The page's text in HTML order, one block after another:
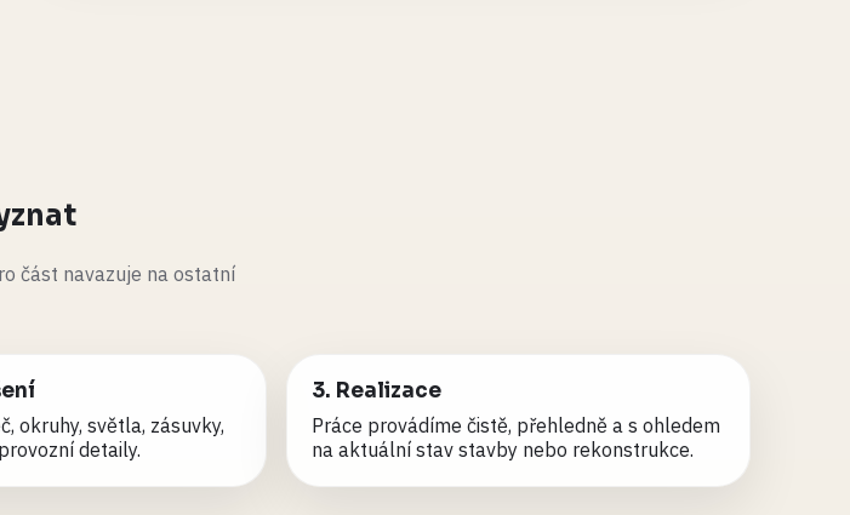
část navazuje na ostatní
okruhy, světla, zásuvky,
detaily.
3. Realizace
Práce provádíme čistě, přehledně a s ohledem
na aktuální stav stavby nebo rekonstrukce.